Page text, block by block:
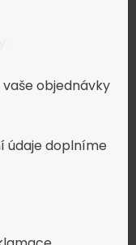
objednávky
údaje doplníme